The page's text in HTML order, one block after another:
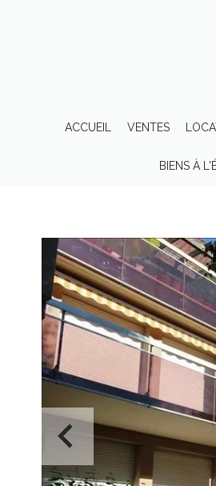
ACCUEIL VENTES
BIENS À